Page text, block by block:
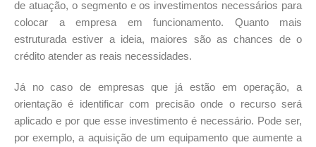
de atuação, o segmento e os investimentos necessários para
colocar a empresa em funcionamento. Quanto mais
estruturada estiver a ideia, maiores são as chances de o
crédito atender as reais necessidades.
Já no caso de empresas que já estão em operação, a
orientação é identificar com precisão onde o recurso será
aplicado e por que esse investimento é necessário. Pode ser,
por exemplo, a aquisição de um equipamento que aumente a